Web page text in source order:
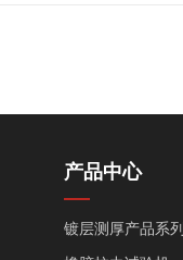
产品中心
镀层测厚产品系列